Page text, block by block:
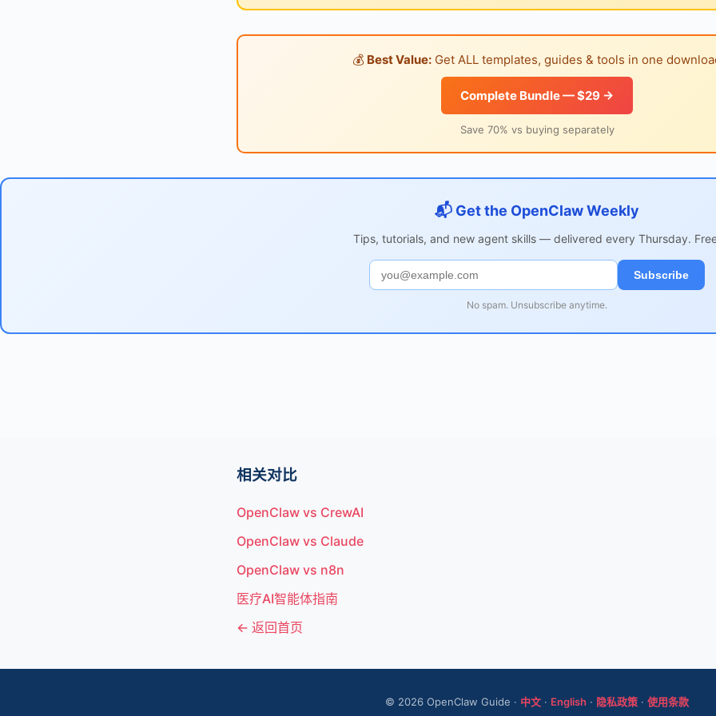
💰 Best Value: Get ALL templates, guides & tools in one
Complete Bundle — $29 →
Save 70% vs buying separately
📬 Get the OpenClaw Weekly
Tips, tutorials, and new agent skills — delivered every Thursday.
Subscribe
No spam. Unsubscribe anytime.
相关对比
OpenClaw vs CrewAI
OpenClaw vs Claude
OpenClaw vs n8n
医疗AI智能体指南
← 返回首页
© 2026 OpenClaw Guide · 中文 · English · 隐私政策 · 使用条款